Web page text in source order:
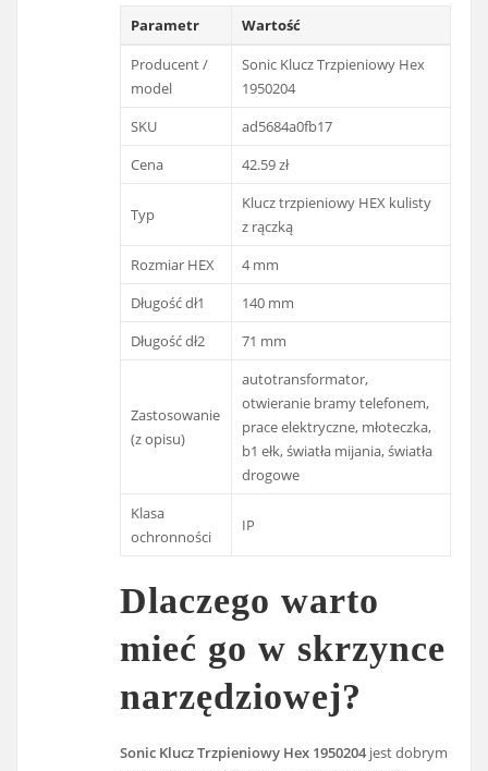
Parametr
Wartość
Producent /
model
Sonic Klucz Trzpieniowy Hex
1950204
SKU
ad5684a0fb17
Cena
42.59 zł
Typ
Klucz trzpieniowy HEX kulisty
z rączką
Rozmiar HEX
4 mm
Długość dł1
140 mm
Długość dł2
71 mm
Zastosowanie
(z opisu)
autotransformator,
otwieranie bramy telefonem,
prace elektryczne, młoteczka,
b1 ełk, światła mijania, światła
drogowe
Klasa
ochronności
IP
Dlaczego warto
mieć go w skrzynce
narzędziowej?
Sonic Klucz Trzpieniowy Hex 1950204jest dobrym